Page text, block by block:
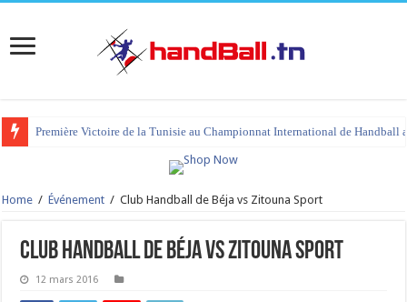
Première Victoire de la Tunisie au Championnat International de Handball
Home / Événement / Club Handball de Béja vs Zitouna Sport
Club Handball de Béja vs Zitouna Sport
12 mars 2016